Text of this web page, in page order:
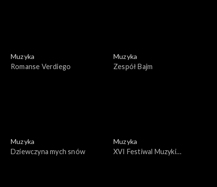
Muzyka
Romanse Verdiego
Muzyka
Zespół Bajm
Muzyka
Dziewczyna mych snów
Muzyka
XVI Festiwal Muzyki